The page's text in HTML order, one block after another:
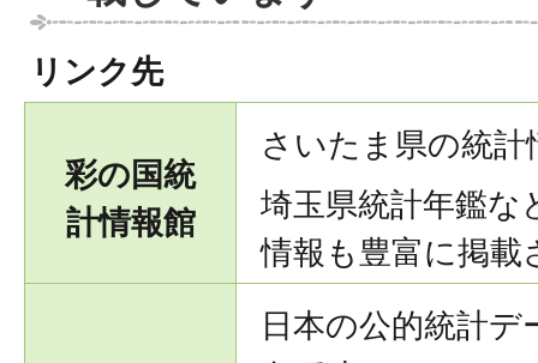
リンク先
彩の国統
計情報館
さいたま県の統
埼玉県統計年鑑な
情報も豊富に掲載
日本の公的統計